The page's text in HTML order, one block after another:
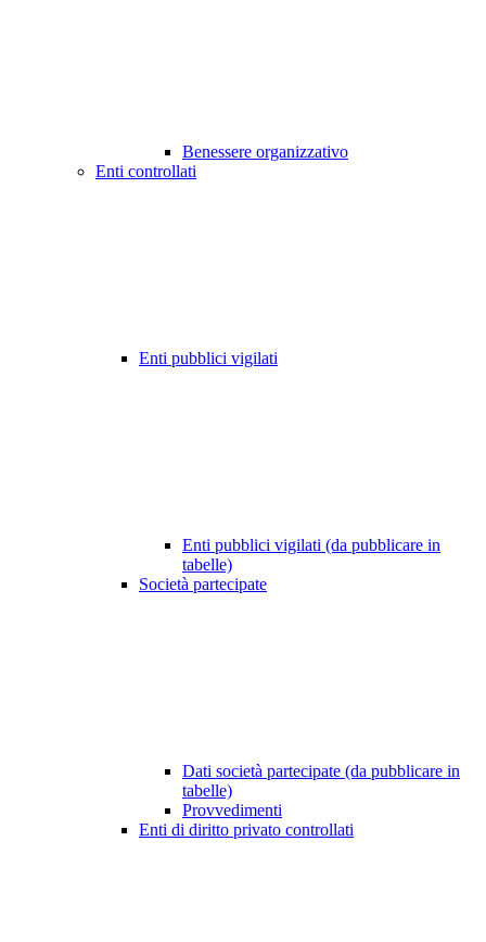
Benessere organizzativo
Enti controllati
Enti pubblici vigilati
Enti pubblici vigilati (da pubblicare in
tabelle)
Società partecipate
Dati società partecipate (da pubblicare in
tabelle)
Provvedimenti
Enti di diritto privato controllati